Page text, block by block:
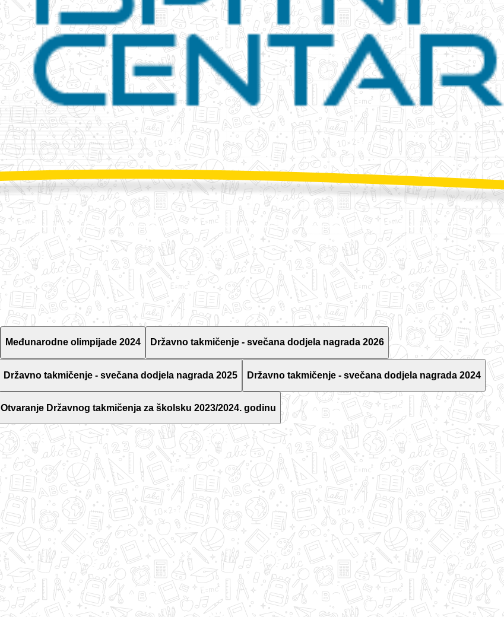
Međunarodne olimpijade 2024 Državno takmičenje - svečana dodjela nagrada 2026
Državno takmičenje - svečana dodjela nagrada 2025 Državno takmičenje - svečana dodjela nagrada 2024
Otvaranje Državnog takmičenja za školsku 2023/2024. godinu